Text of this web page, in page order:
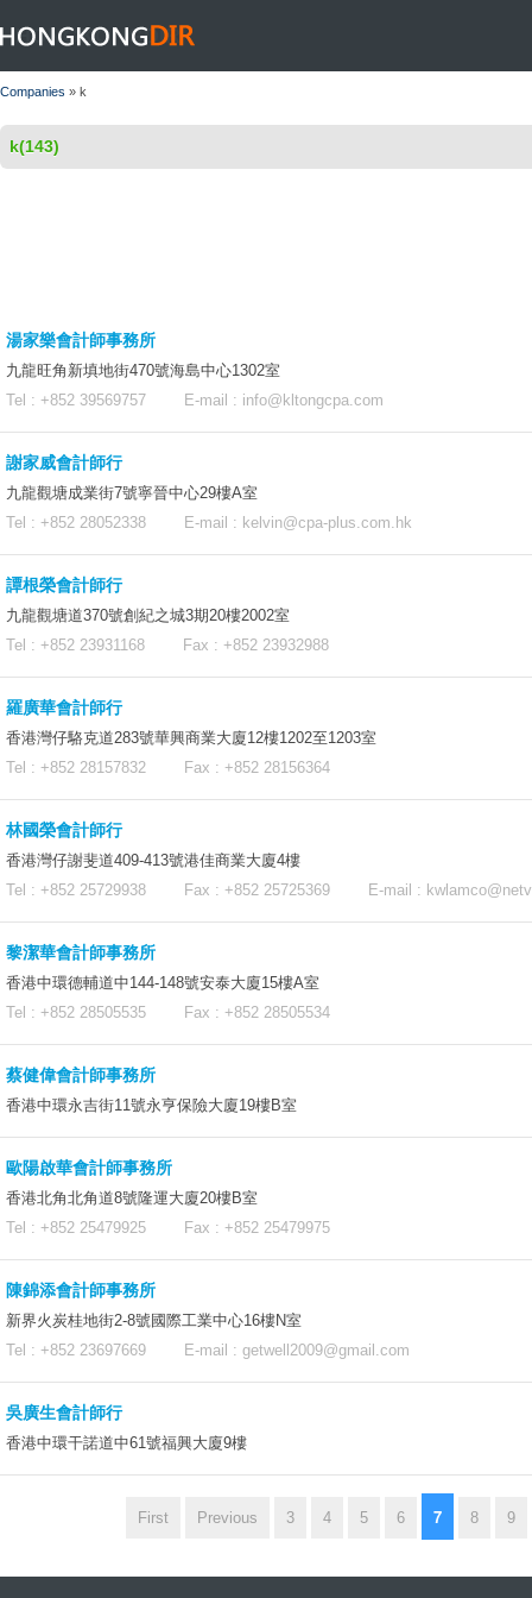
HONGKONGDIR
Companies » k
k(143)
湯家樂會計師事務所
九龍旺角新填地街470號海島中心1302室
Tel : +852 39569757 E-mail : info@kltongcpa.com
謝家威會計師行
九龍觀塘成業街7號寧晉中心29樓A室
Tel : +852 28052338 E-mail : kelvin@cpa-plus.com.hk
譚根榮會計師行
九龍觀塘道370號創紀之城3期20樓2002室
Tel : +852 23931168 Fax : +852 23932988
羅廣華會計師行
香港灣仔駱克道283號華興商業大廈12樓1202至1203室
Tel : +852 28157832 Fax : +852 28156364
林國榮會計師行
香港灣仔謝斐道409-413號港佳商業大廈4樓
Tel : +852 25729938 Fax : +852 25725369 E-mail :
黎潔華會計師事務所
香港中環德輔道中144-148號安泰大廈15樓A室
Tel : +852 28505535 Fax : +852 28505534
蔡健偉會計師事務所
香港中環永吉街11號永亨保險大廈19樓B室
歐陽啟華會計師事務所
香港北角北角道8號隆運大廈20樓B室
Tel : +852 25479925 Fax : +852 25479975
陳錦添會計師事務所
新界火炭桂地街2-8號國際工業中心16樓N室
Tel : +852 23697669 E-mail : getwell2009@gmail.com
吳廣生會計師行
香港中環干諾道中61號福興大廈9樓
First Previous 3 4 5 6 7 8 9